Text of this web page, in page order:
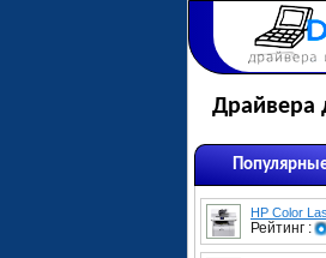
Драйвера
HP Color
Рейтинг :